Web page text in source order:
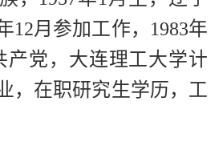
12月参加工作，1983年
产党，大连理工大学计
，在职研究生学历，工